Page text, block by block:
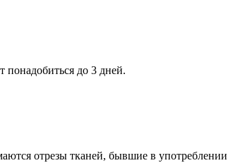
понадобиться до 3 дней.
отрезы тканей, бывшие в употреблении